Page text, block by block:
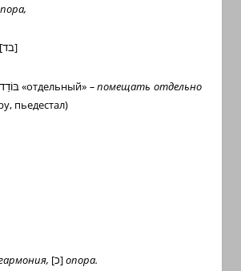
[בד]
בּוֹדֵד«отдельный» –помещать отдельно
пьедестал)
[כ]опора.